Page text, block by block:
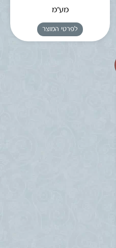
מע"מ
לפרטי המוצר